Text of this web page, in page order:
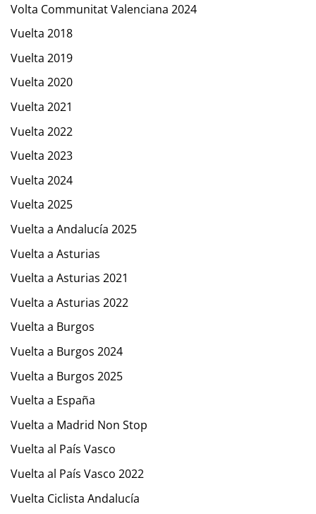
Volta Communitat Valenciana 2024
Vuelta 2018
Vuelta 2019
Vuelta 2020
Vuelta 2021
Vuelta 2022
Vuelta 2023
Vuelta 2024
Vuelta 2025
Vuelta a Andalucía 2025
Vuelta a Asturias
Vuelta a Asturias 2021
Vuelta a Asturias 2022
Vuelta a Burgos
Vuelta a Burgos 2024
Vuelta a Burgos 2025
Vuelta a España
Vuelta a Madrid Non Stop
Vuelta al País Vasco
Vuelta al País Vasco 2022
Vuelta Ciclista Andalucía